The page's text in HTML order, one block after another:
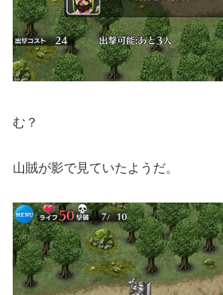
む？
山賊が影で見ていたようだ。